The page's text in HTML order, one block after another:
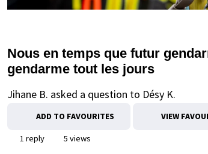
Nous en temps que futur
gendarme tout les jours
Jihane B. asked a question to Désy K.
ADD TO FAVOURITES VIEW
1 reply 5 views